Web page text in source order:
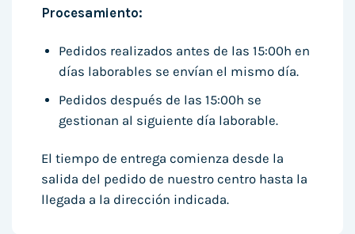
Procesamiento:
Pedidos realizados antes de las 15:00h en
días laborables se envían el mismo día.
Pedidos después de las 15:00h se
gestionan al siguiente día laborable.
El tiempo de entrega comienza desde la
salida del pedido de nuestro centro hasta la
llegada a la dirección indicada.